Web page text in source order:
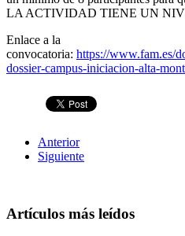
LA ACTIVIDAD TIENE UN
Enlace a la
convocatoria: https://www.fam.es/
dossier-campus-iniciacion-alta-
Anterior
Siguiente
Artículos más leídos